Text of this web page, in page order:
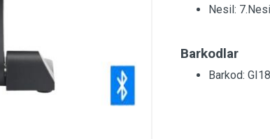
Nesil:
Barkodlar
Barkod: